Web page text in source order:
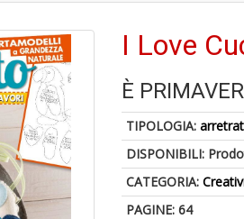
I Love
È
TIPOLOGIA:
DISPONIBILI:
CATEGORIA:
PAGINE: 64